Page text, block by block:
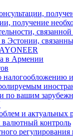
получение
Эстонии,
в Армении
налогообложению
по вашим
и актуальных
валютный контроль